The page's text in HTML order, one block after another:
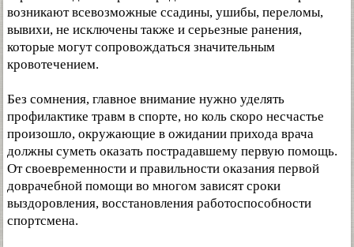
возникают всевозможные ссадины, ушибы, переломы,
вывихи, не исключены также и серьезные ранения,
которые могут сопровождаться значительным
кровотечением.
Без сомнения, главное внимание нужно уделять
профилактике травм в спорте, но коль скоро несчастье
произошло, окружающие в ожидании прихода врача
должны суметь оказать пострадавшему первую помощь.
От своевременности и правильности оказания первой
доврачебной помощи во многом зависят сроки
выздоровления, восстановления работоспособности
спортсмена.